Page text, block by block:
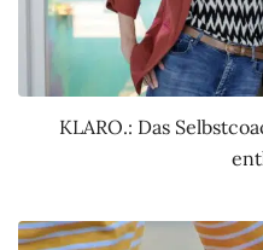
KLARO.: Das